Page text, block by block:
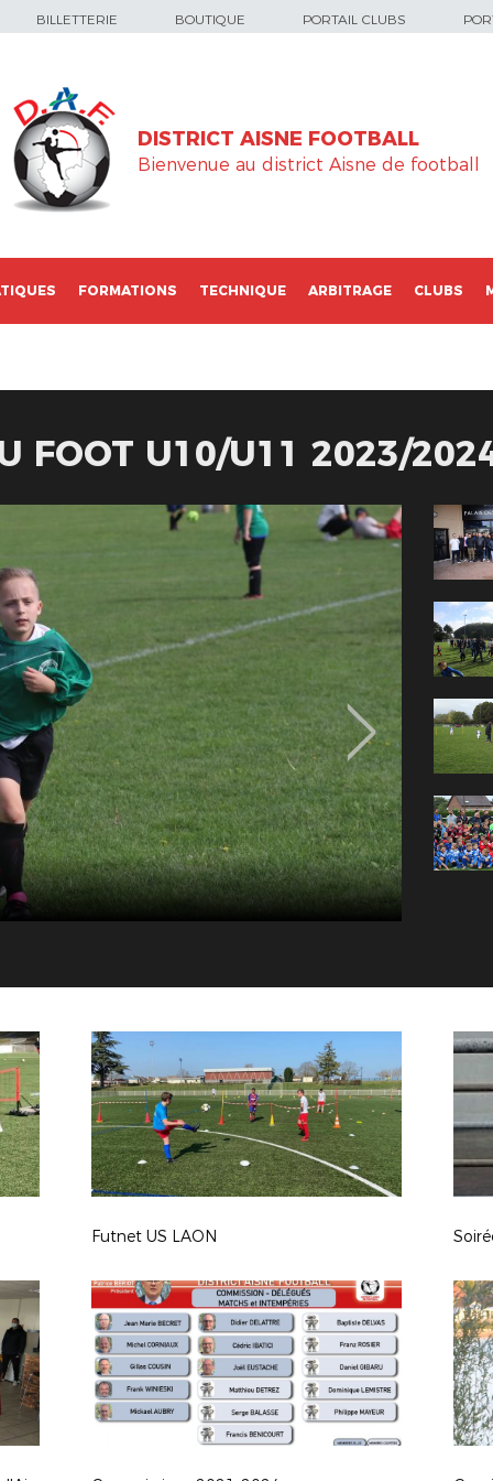
BILLETTERIE BOUTIQUE PORTAIL CLUBS
DISTRICT AISNE FOOTBALL
Bienvenue au district Aisne de football
FORMATIONS TECHNIQUE ARBITRAGE CLUBS
FOOT U10/U11 2023/
Futnet US LAON